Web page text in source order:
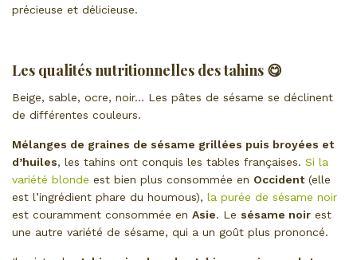
précieuse et délicieuse.
Les qualités nutritionnelles des tahins 😋
Beige, sable, ocre, noir… Les pâtes de sésame se déclinent
de différentes couleurs.
Mélanges de graines de sésame grillées puis broyées et
d’huiles, les tahins ont conquis les tables françaises. Si la
variété blonde est bien plus consommée en Occident(elle
est l’ingrédient phare du houmous), la purée de sésame noir
est couramment consommée en Asie. Le sésame noir est
une autre variété de sésame, qui a un goût plus prononcé.